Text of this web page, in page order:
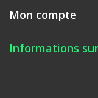
Mon compte
Informations